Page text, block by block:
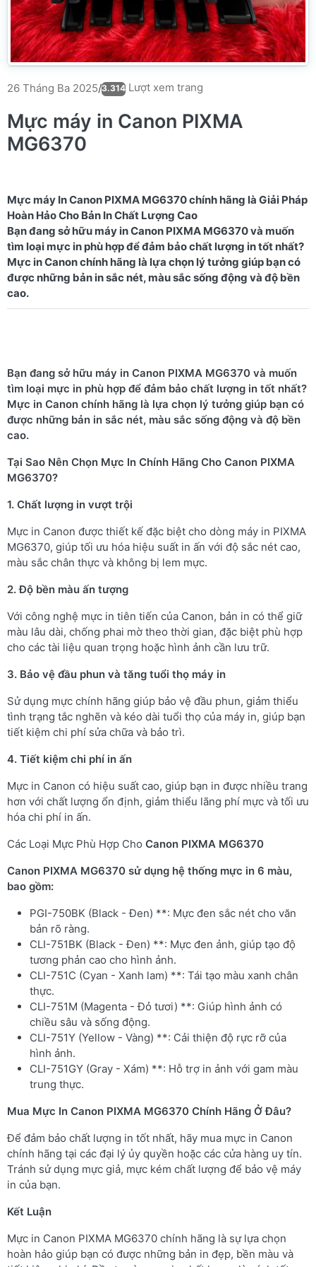
26 Tháng Ba 2025/3.314 Lượt xem trang
Mực máy in Canon PIXMA
MG6370
Mực máy In Canon PIXMA MG6370 chính hãng là Giải Pháp
Hoàn Hảo Cho Bản In Chất Lượng Cao
Bạn đang sở hữu máy in Canon PIXMA MG6370 và muốn
tìm loại mực in phù hợp để đảm bảo chất lượng in tốt nhất?
Mực in Canon chính hãng là lựa chọn lý tưởng giúp bạn có
được những bản in sắc nét, màu sắc sống động và độ bền
Bạn đang sở hữu máy in Canon PIXMA MG6370 và muốn
tìm loại mực in phù hợp để đảm bảo chất lượng in tốt nhất?
Mực in Canon chính hãng là lựa chọn lý tưởng giúp bạn có
được những bản in sắc nét, màu sắc sống động và độ bền
cao.
Tại Sao Nên Chọn Mực In Chính Hãng Cho Canon PIXMA
MG6370?
1. Chất lượng in vượt trội
Mực in Canon được thiết kế đặc biệt cho dòng máy in PIXMA
MG6370, giúp tối ưu hóa hiệu suất in ấn với độ sắc nét cao,
màu sắc chân thực và không bị lem mực.
2. Độ bền màu ấn tượng
Với công nghệ mực in tiên tiến của Canon, bản in có thể giữ
màu lâu dài, chống phai mờ theo thời gian, đặc biệt phù hợp
cho các tài liệu quan trọng hoặc hình ảnh cần lưu trữ.
3. Bảo vệ đầu phun và tăng tuổi thọ máy in
Sử dụng mực chính hãng giúp bảo vệ đầu phun, giảm thiểu
tình trạng tắc nghẽn và kéo dài tuổi thọ của máy in, giúp bạn
tiết kiệm chi phí sửa chữa và bảo trì.
4. Tiết kiệm chi phí in ấn
Mực in Canon có hiệu suất cao, giúp bạn in được nhiều trang
hơn với chất lượng ổn định, giảm thiểu lãng phí mực và tối ưu
hóa chi phí in ấn.
Các Loại Mực Phù Hợp Cho Canon PIXMA MG6370
Canon PIXMA MG6370 sử dụng hệ thống mực in 6 màu,
bao gồm:
PGI-750BK (Black - Đen) **: Mực đen sắc nét cho văn
bản rõ ràng.
CLI-751BK (Black - Đen) **: Mực đen ảnh, giúp tạo độ
tương phản cao cho hình ảnh.
CLI-751C (Cyan - Xanh lam) **: Tái tạo màu xanh chân
thực.
CLI-751M (Magenta - Đỏ tươi) **: Giúp hình ảnh có
chiều sâu và sống động.
CLI-751Y (Yellow - Vàng) **: Cải thiện độ rực rỡ của
hình ảnh.
CLI-751GY (Gray - Xám) **: Hỗ trợ in ảnh với gam màu
trung thực.
Mua Mực In Canon PIXMA MG6370 Chính Hãng Ở Đâu?
Để đảm bảo chất lượng in tốt nhất, hãy mua mực in Canon
chính hãng tại các đại lý ủy quyền hoặc các cửa hàng uy tín.
Tránh sử dụng mực giả, mực kém chất lượng để bảo vệ máy
in của bạn.
Kết Luận
Mực in Canon PIXMA MG6370 chính hãng là sự lựa chọn
hoàn hảo giúp bạn có được những bản in đẹp, bền màu và